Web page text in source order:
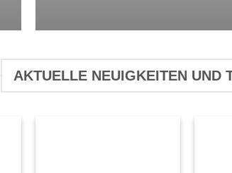
AKTUELLE NEUIGKEITEN UND